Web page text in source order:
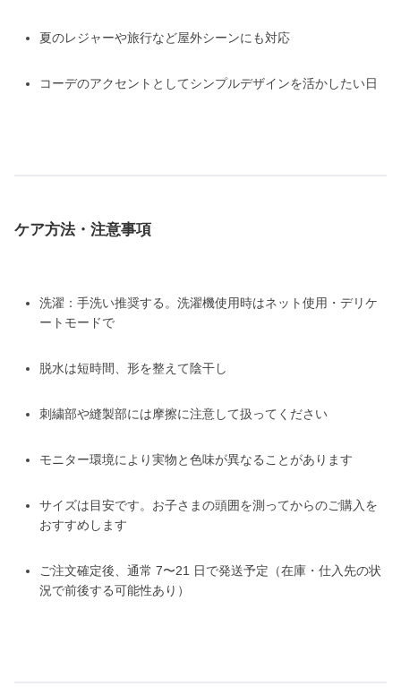
夏のレジャーや旅行など屋外シーンにも対応
コーデのアクセントとしてシンプルデザインを活かしたい日
ケア方法・注意事項
洗濯：手洗い推奨する。洗濯機使用時はネット使用・デリケ
ートモードで
脱水は短時間、形を整えて陰干し
刺繍部や縫製部には摩擦に注意して扱ってください
モニター環境により実物と色味が異なることがあります
サイズは目安です。お子さまの頭囲を測ってからのご購入を
おすすめします
ご注文確定後、通常 7〜21 日で発送予定（在庫・仕入先の状
況で前後する可能性あり）